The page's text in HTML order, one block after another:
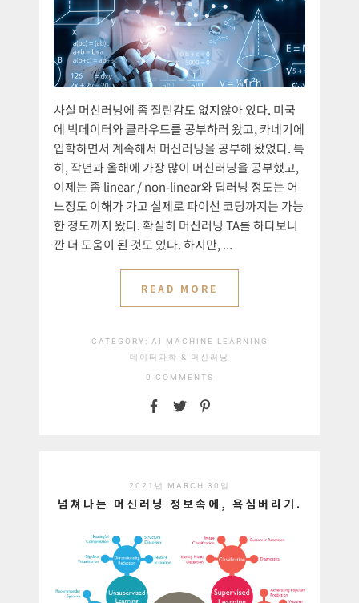
사실 머신러닝에 좀 질린감도 없지않아 있다. 미국
에 빅데이터와 클라우드를 공부하러 왔고, 카네기에
입학하면서 계속해서 머신러닝을 공부해 왔었다. 특
히, 작년과 올해에 가장 많이 머신러닝을 공부했고,
이제는 좀 linear / non-linear와 딥러닝 정도는 어
느정도 이해가 가고 실제로 파이선 코딩까지는 가능
한 정도까지 왔다. 확실히 머신러닝 TA를 하다보니
깐 더 도움이 된 것도 있다. 하지만, ...
READ MORE
CATEGORY: AI
MACHINE LEARNING
데이터과학 & 머신러닝
0 COMMENTS
2021년 MARCH 30일
넘쳐나는 머신러닝 정보속에, 욕심버리기.